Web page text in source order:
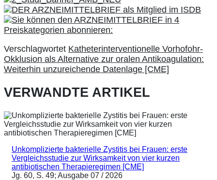
Verschlagwortet Katheterinterventionelle Vorhofohr-
Okklusion als Alternative zur oralen Antikoagulation:
Weiterhin unzureichende Datenlage [CME]
VERWANDTE ARTIKEL
Unkomplizierte bakterielle Zystitis bei Frauen: erste
Vergleichsstudie zur Wirksamkeit von vier kurzen
antibiotischen Therapieregimen [CME]
Jg. 60, S. 49; Ausgabe 07 / 2026